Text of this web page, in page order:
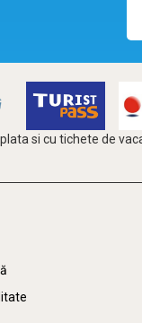
si cu tichete de